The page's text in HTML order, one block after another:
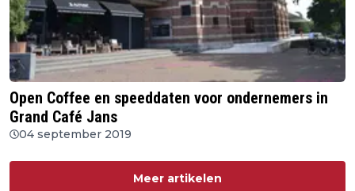
Open Coffee en speeddaten voor ondernemers in
Grand Café Jans
04 september 2019
Meer artikelen